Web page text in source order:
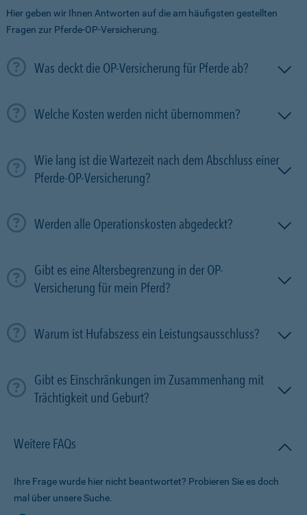
Hier geben wir Ihnen Antworten auf die am häufigsten gestellten
Fragen zur Pferde-OP-Versicherung.
Was deckt die OP-Versicherung für Pferde ab?
Welche Kosten werden nicht übernommen?
Wie lang ist die Wartezeit nach dem Abschluss einer
Pferde-OP-Versicherung?
Werden alle Operationskosten abgedeckt?
Gibt es eine Altersbegrenzung in der OP-
Versicherung für mein Pferd?
Warum ist Hufabszess ein Leistungsausschluss?
Gibt es Einschränkungen im Zusammenhang mit
Trächtigkeit und Geburt?
Weitere FAQs
Ihre Frage wurde hier nicht beantwortet? Probieren Sie es doch
mal über unsere Suche.